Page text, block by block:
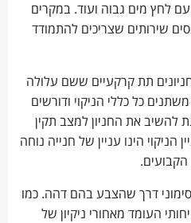
לחץ מים גבוה ועוד. במקרים
שירותים שצריכים להתמודד
תת קרקעיים ששם עלולה
כל כללי הניקוי ודורשים
את החניון למצב תקין
הניקוי הינו עניין של חנייה נוחה
דרך שהצבע בהם דהה. כמו
העומד מאחורי ניקיון של